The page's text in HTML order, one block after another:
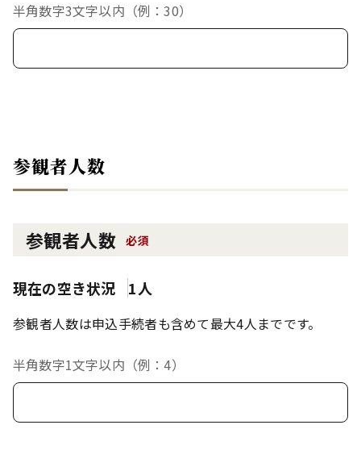
半角数字3文字以内（例：30）
参観者人数
参観者人数 必須
現在の空き状況 1人
参観者人数は申込手続者も含めて最大4人までです。
半角数字1文字以内（例：4）